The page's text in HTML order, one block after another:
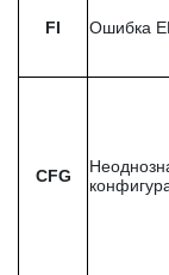
FI Ошибка
CFG